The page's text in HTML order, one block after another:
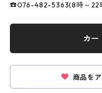
☎076-482-5363(8時～22
カー
商品を